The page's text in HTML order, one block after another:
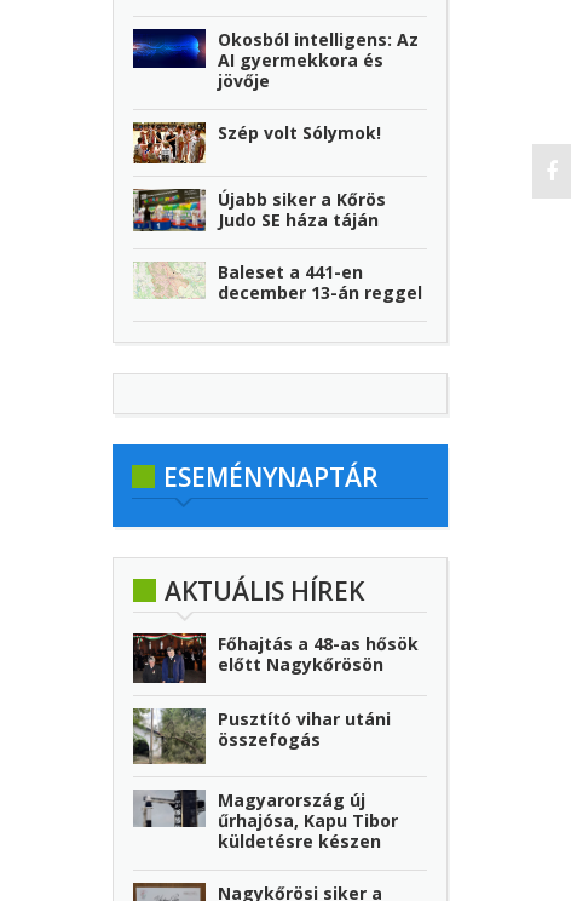
Okosból intelligens: Az
AI gyermekkora és
jövője
Szép volt Sólymok!
Újabb siker a Kőrös
Judo SE háza táján
Baleset a 441-en
december 13-án reggel
ESEMÉNYNAPTÁR
AKTUÁLIS HÍREK
Főhajtás a 48-as hősök
előtt Nagykőrösön
Pusztító vihar utáni
összefogás
Magyarország új
űrhajósa, Kapu Tibor
küldetésre készen
Nagykőrösi siker a